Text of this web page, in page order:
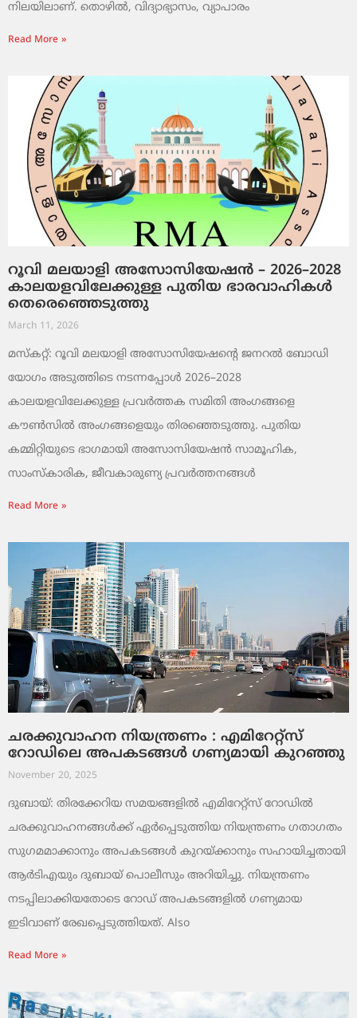
നിലയിലാണ്. തൊഴിൽ, വിദ്യാഭ്യാസം, വ്യാപാരം
Read More »
റൂവി മലയാളി അസോസിയേഷൻ – 2026–2028
കാലയളവിലേക്കുള്ള പുതിയ ഭാരവാഹികൾ
തെരെഞ്ഞെടുത്തു
March 11, 2026
മസ്കറ്റ്: റൂവി മലയാളി അസോസിയേഷന്റെ ജനറൽ ബോഡി
യോഗം അടുത്തിടെ നടന്നപ്പോൾ 2026–2028
കാലയളവിലേക്കുള്ള പ്രവർത്തക സമിതി അംഗങ്ങളെ
കൗൺസിൽ അംഗങ്ങളെയും തിരഞ്ഞെടുത്തു. പുതിയ
കമ്മിറ്റിയുടെ ഭാഗമായി അസോസിയേഷൻ സാമൂഹിക,
സാംസ്‌കാരിക, ജീവകാരുണ്യ പ്രവർത്തനങ്ങൾ
Read More »
ചരക്കുവാഹന നിയന്ത്രണം : എമിറേറ്റ്സ്
റോഡിലെ അപകടങ്ങൾ ഗണ്യമായി കുറഞ്ഞു
November 20, 2025
ദുബായ്: തിരക്കേറിയ സമയങ്ങളിൽ എമിറേറ്റ്സ് റോഡിൽ
ചരക്കുവാഹനങ്ങൾക്ക് ഏർപ്പെടുത്തിയ നിയന്ത്രണം ഗതാഗതം
സുഗമമാക്കാനും അപകടങ്ങൾ കുറയ്ക്കാനും സഹായിച്ചതായി
ആർടിഎയും ദുബായ് പൊലീസും അറിയിച്ചു. നിയന്ത്രണം
നടപ്പിലാക്കിയതോടെ റോഡ് അപകടങ്ങളിൽ ഗണ്യമായ
ഇടിവാണ് രേഖപ്പെടുത്തിയത്. Also
Read More »